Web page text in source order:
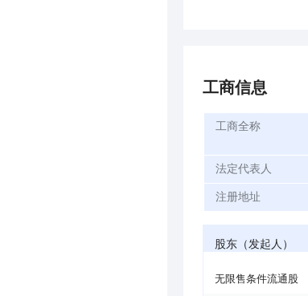
工商信息
工商全称
法定代表人
注册地址
股东（发起人）
无限售条件流通股